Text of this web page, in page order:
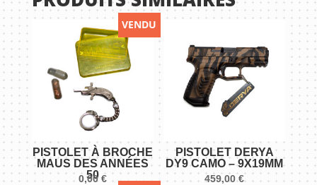
WESSON
7"
VENDU
PISTOLET À BROCHE
MAUS DES ANNÉES
50
0,00€
PISTOLET DERYA
DY9 CAMO – 9X19MM
459,00€